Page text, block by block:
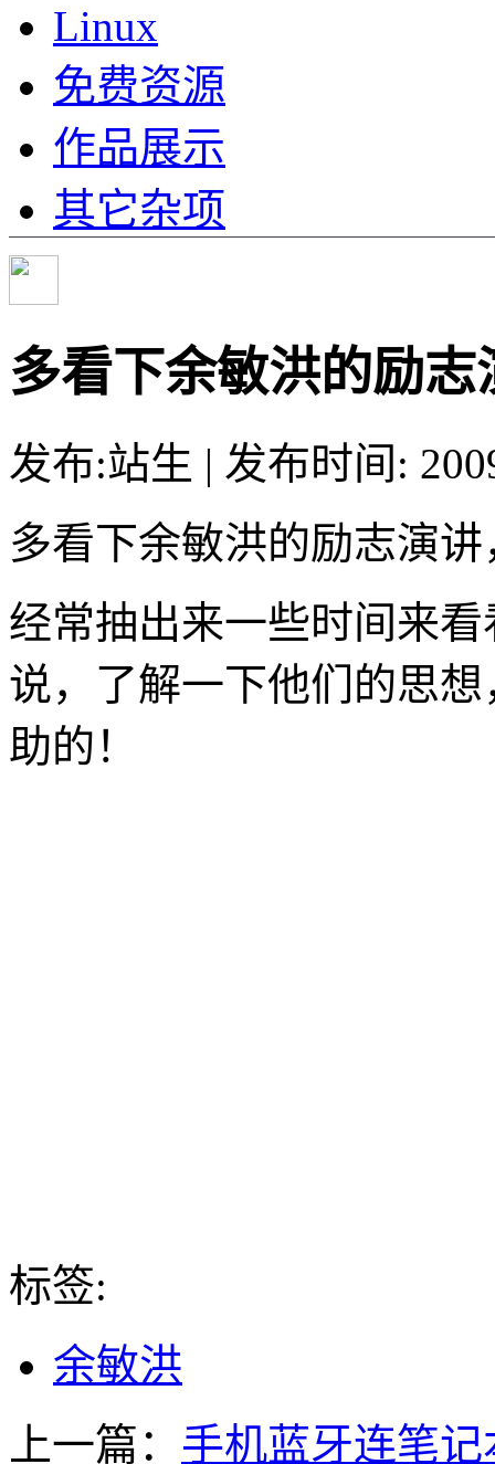
Linux
免费资源
作品展示
其它杂项
多看下余敏洪的励
发布:站生 | 发布时间:
多看下余敏洪的励志演
经常抽出来一些时间来
说，了解一下他们的思
助的！
标签:
余敏洪
上一篇： 手机蓝牙连笔